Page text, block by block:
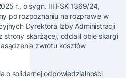
r., o sygn. III FSK 1369/24,
po rozpoznaniu na rozprawie w
Dyrektora Izby Administracji
strony skarżącej, oddalił obie skargi
zwrotu kosztów
o solidarnej odpowiedzialności